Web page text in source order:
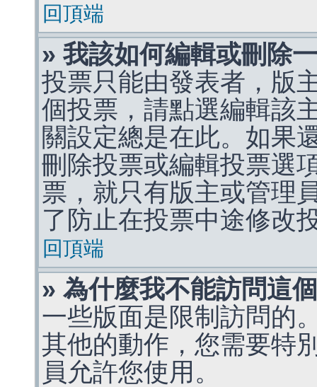
回頂端
» 我該如何編輯或刪除
投票只能由發表者，版
個投票，請點選編輯該
關設定總是在此。如果
刪除投票或編輯投票選
票，就只有版主或管理
了防止在投票中途修改
回頂端
» 為什麼我不能訪問這
一些版面是限制訪問的
其他的動作，您需要特
員允許您使用。